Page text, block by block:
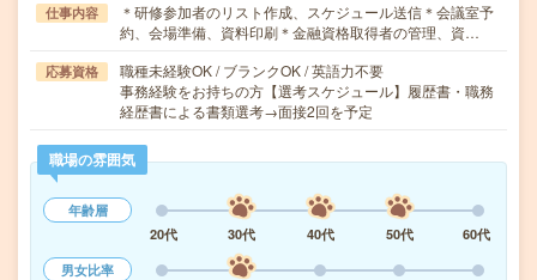
仕事内容
＊研修参加者のリスト作成、スケジュール送信＊会議室予
約、会場準備、資料印刷＊金融資格取得者の管理、資…
応募資格
職種未経験OK / ブランクOK / 英語力不要
事務経験をお持ちの方【選考スケジュール】履歴書・職務
経歴書による書類選考→面接2回を予定
職場の雰囲気
年齢層
20代
30代 40代 50代
60代
男女比率